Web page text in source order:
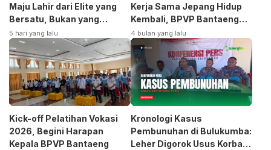
Maju Lahir dari Elite yang
Bersatu, Bukan yang
Terpecah
5 hari yang lalu
Kerja Sama Jepang Hidup
Kembali, BPVP Bantaeng
Siap Bangkitkan Jurusan
Otomotif
4 bulan yang lalu
Kick-off Pelatihan Vokasi
2026, Begini Harapan
Kepala BPVP Bantaeng
Kronologi Kasus
Pembunuhan di Bulukumba:
Leher Digorok Usus Korban